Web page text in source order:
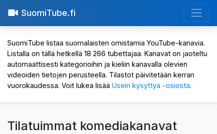
SuomiTube.fi
SuomiTube listaa suomalaisten omistamia YouTube-kanavia.
Listalla on tällä hetkellä 18 266 tubettajaa. Kanavat on jaoteltu
automaattisesti kategorioihin ja kieliin kanavalla olevien
videoiden tietojen perusteella. Tilastot päivitetään kerran
vuorokaudessa. Voit lukea lisää Usein kysyttyä -osiosta.
Tilatuimmat komediakanavat